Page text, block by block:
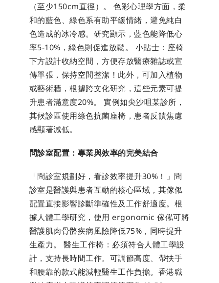
（至少150cm直徑）。 色彩心理學方面，柔
和的藍色、綠色系有助平緩情緒，避免純白
色造成的冰冷感。研究顯示，藍色能降低心
率5-10%，綠色則促進放鬆。 小貼士：座椅
下方設計收納空間，方便存放醫療雜誌或宣
傳單張，保持空間整潔！此外，可加入植物
或藝術牆，根據跨文化研究，這些元素可提
升患者滿意度20%。 實例如尖沙咀某診所，
其候診區使用綠色抗菌座椅，患者反饋焦慮
感顯著減低。
問診室配置：專業與效率的完美結合
「問診室規劃好，看診效率提升30%！」問
診室是醫護與患者互動的核心區域，其傢俬
配置直接影響診斷準確性及工作舒適度。根
據人體工學研究，使用 ergonomic 傢俬可將
醫護肌肉骨骼疾病風險降低75%，同時提升
生產力。 醫生工作椅：必須符合人體工學設
計，支持長時間工作。可調節高度、帶扶手
和腰靠的款式能減輕醫生工作負擔。香港職